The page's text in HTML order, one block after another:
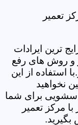
تعمیر
ترین ایرادات
و روش های رفع
استفاده از این
نخواهید
برای شما
مرکز تعمیر